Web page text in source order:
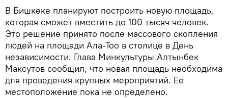
В Бишкеке планируют построить новую площадь,
которая сможет вместить до 100 тысяч человек.
Это решение принято после массового скопления
людей на площади Ала-Тоо в столице в День
независимости. Глава Минкультуры Алтынбек
Максутов сообщил, что новая площадь необходима
для проведения крупных мероприятий. Ее
местоположение пока не определено.